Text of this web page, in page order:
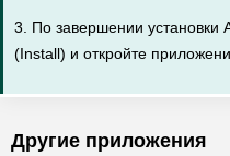
3. По завершении установки
(Install) и откройте
Другие приложения